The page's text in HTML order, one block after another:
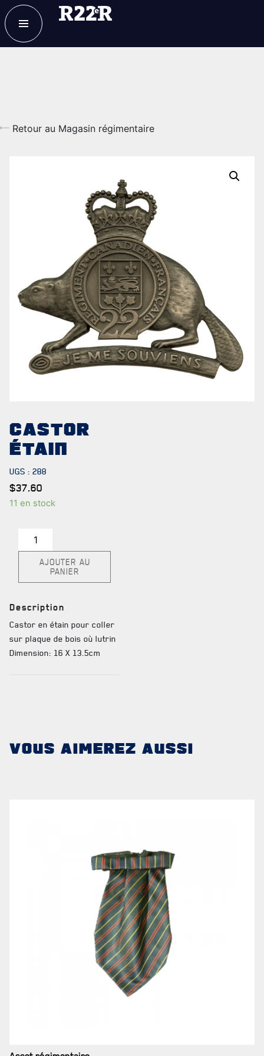
DES RÉPONSES À
VOS QUESTIONS
NOTRE
HONNEURS DE BATAILLE
DISTINCTIONS HONORIFIQUES
ANCIENS COMMANDANTS ET SERGENTS-MAJORS
Retour au Magasin régimentaire
CASTOR
ÉTAIN
UGS : 288
$37.60
11 en stock
quantité
de
CastorAJOUTER AU
PANIER
Description
Castor en étain pour coller
sur plaque de bois où lutrin
Dimension: 16 X 13.5cm
VOUS AIMEREZ AUSSI